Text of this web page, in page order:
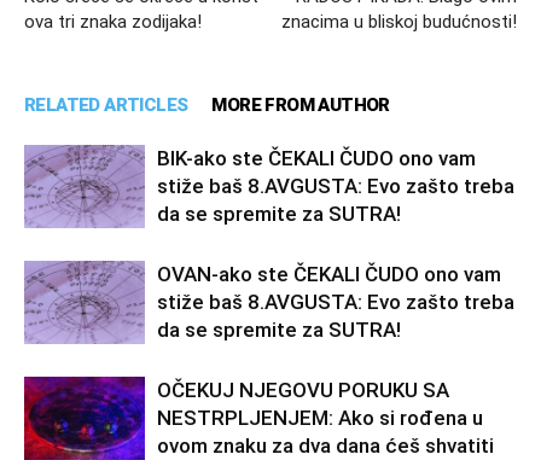
ova tri znaka zodijaka!
znacima u bliskoj budućnosti!
RELATED ARTICLES MORE FROM AUTHOR
BIK-ako ste ČEKALI ČUDO ono vam
stiže baš 8.AVGUSTA: Evo zašto treba
da se spremite za SUTRA!
OVAN-ako ste ČEKALI ČUDO ono vam
stiže baš 8.AVGUSTA: Evo zašto treba
da se spremite za SUTRA!
OČEKUJ NJEGOVU PORUKU SA
NESTRPLJENJEM: Ako si rođena u
ovom znaku za dva dana ćeš shvatiti